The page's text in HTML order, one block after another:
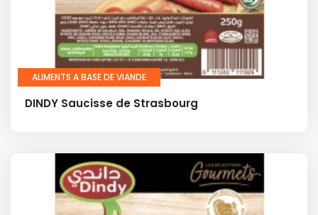
ALIMENTS A BASE DE VIANDE
DINDY Saucisse de Strasbourg